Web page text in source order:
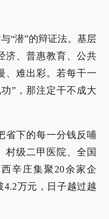
“潜”的辩证法。基层
、普惠教育、公共
难出彩。若每干一
”，那注定干不成大
省下的每一分钱反哺
村级二甲医院、全国
辛庄集聚20余家企
万元，日子越过越